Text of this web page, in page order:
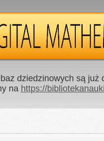
dziedzinowych są
na https://